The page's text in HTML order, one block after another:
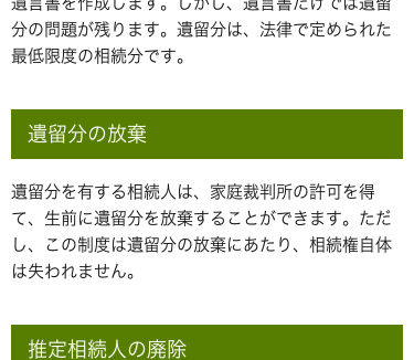
分の問題が残ります。遺留分は、法律で定められた
最低限度の相続分です。
遺留分の放棄
遺留分を有する相続人は、家庭裁判所の許可を得
て、生前に遺留分を放棄することができます。ただ
し、この制度は遺留分の放棄にあたり、相続権自体
は失われません。
推定相続人の廃除